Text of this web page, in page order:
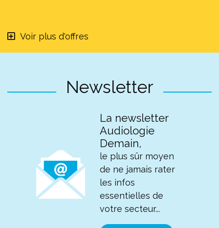
Voir plus d'offres
Newsletter
La newsletter
Audiologie
Demain,
le plus sûr moyen
de ne jamais rater
les infos
essentielles de
votre secteur...